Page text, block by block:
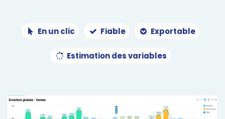
En un clic Fiable Exportable
Estimation des variables